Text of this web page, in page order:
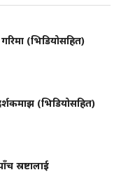
(भिडियोसहित)
(भिडियोसहित)
स्रष्टालाई